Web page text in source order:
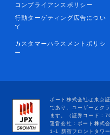
コンプライアンスポリシー
行動ターゲティング広告につい
て
カスタマーハラスメントポリシ
ー